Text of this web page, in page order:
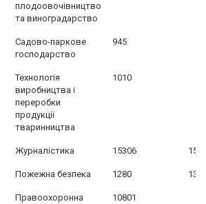
плодоовочівництво
та виноградарство
Садово-паркове
господарство
945
Технологія
виробництва і
переробки
продукції
тваринництва
1010
Журналістика 15306
Пожежна безпека 1280
Правоохоронна
10801